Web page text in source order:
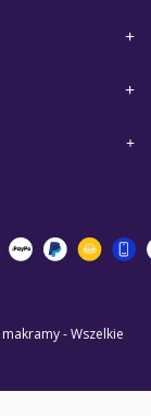
- Wszelkie